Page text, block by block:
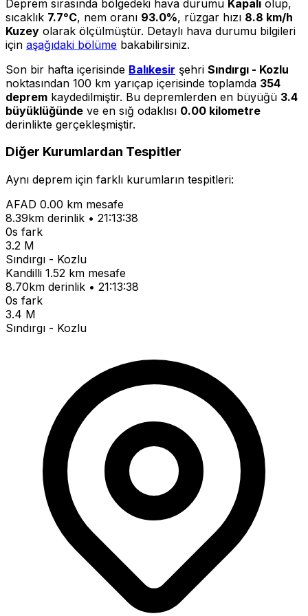
Deprem sırasında bölgedeki hava durumu Kapalı olup,
sıcaklık 7.7°C, nem oranı 93.0%, rüzgar hızı 8.8 km/h
Kuzey olarak ölçülmüştür. Detaylı hava durumu bilgileri
için aşağıdaki bölüme bakabilirsiniz.
Son bir hafta içerisinde Balıkesir şehri Sındırgı - Kozlu
noktasından 100 km yarıçap içerisinde toplamda 354
deprem kaydedilmiştir. Bu depremlerden en büyüğü 3.4
büyüklüğünde ve en sığ odaklısı 0.00 kilometre
derinlikte gerçekleşmiştir.
Diğer Kurumlardan Tespitler
Aynı deprem için farklı kurumların tespitleri:
AFAD 0.00 km mesafe
8.39km derinlik • 21:13:38
0s fark
3.2 M
Sındırgı - Kozlu
Kandilli 1.52 km mesafe
8.70km derinlik • 21:13:38
0s fark
3.4 M
Sındırgı - Kozlu